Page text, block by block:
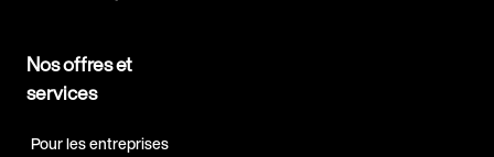
Nos offres et
services
Pour les entreprises